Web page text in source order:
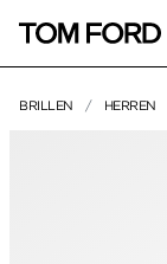
BRILLEN HERREN